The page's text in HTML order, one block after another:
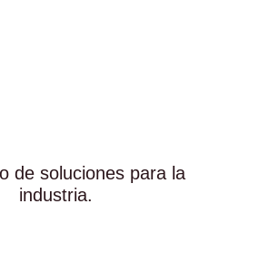
de soluciones para la
industria.